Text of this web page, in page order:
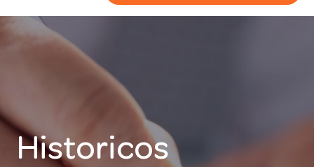
Historicos